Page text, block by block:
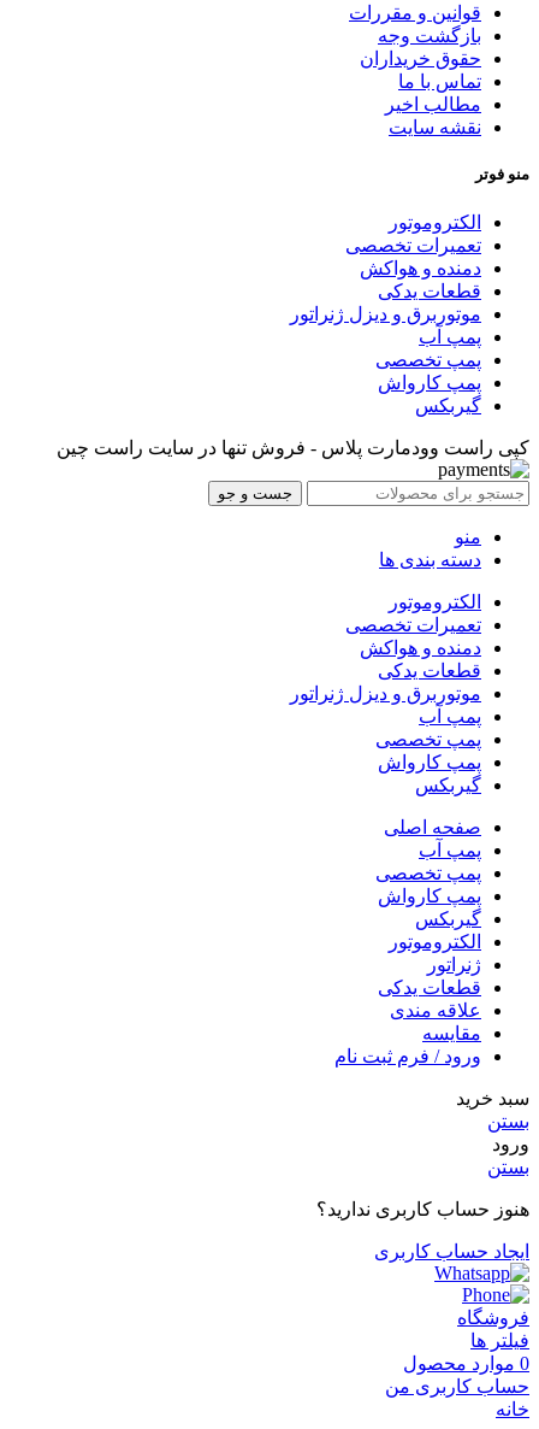
قوانین و مقررات
بازگشت وجه
حقوق خریداران
تماس با ما
مطالب اخیر
نقشه سایت
منو فوتر
الکتروموتور
تعمیرات تخصصی
دمنده و هواکش
قطعات یدکی
موتوربرق و دیزل ژنراتور
پمپ آب
پمپ تخصصی
پمپ کارواش
گیربکس
کپی راست وودمارت پلاس - فروش تنها در سایت راست چین
جست و جو
منو
دسته بندی ها
الکتروموتور
تعمیرات تخصصی
دمنده و هواکش
قطعات یدکی
موتوربرق و دیزل ژنراتور
پمپ آب
پمپ تخصصی
پمپ کارواش
گیربکس
صفحه اصلی
پمپ آب
پمپ تخصصی
پمپ کارواش
گیربکس
الکتروموتور
ژنراتور
قطعات یدکی
علاقه مندی
مقایسه
ورود / فرم ثبت نام
سبد خرید
بستن
ورود
بستن
هنوز حساب کاربری ندارید؟
ایجاد حساب کاربری
فروشگاه
فیلتر ها
0 موارد محصول
حساب کاربری من
خانه